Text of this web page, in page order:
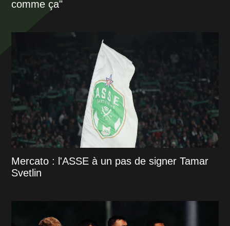
comme ça"
Mercato : l'ASSE à un pas de signer Tamar
Svetlin